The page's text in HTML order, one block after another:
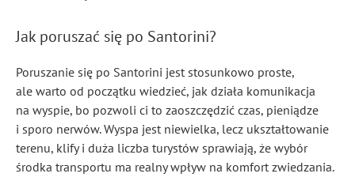
Jak poruszać się po Santorini?
Poruszanie się po Santorini jest stosunkowo proste,
ale warto od początku wiedzieć, jak działa komunikacja
na wyspie, bo pozwoli ci to zaoszczędzić czas, pieniądze
i sporo nerwów. Wyspa jest niewielka, lecz ukształtowanie
terenu, klify i duża liczba turystów sprawiają, że wybór
środka transportu ma realny wpływ na komfort zwiedzania.